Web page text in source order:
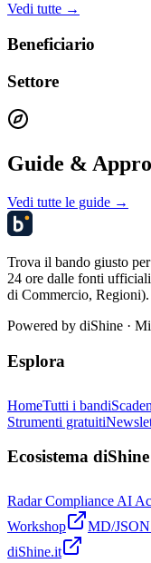
Vedi tutte →
Beneficiario
Settore
Guide &
Vedi tutte le guide →
Trova il bando giusto
24 ore dalle fonti
di Commercio, Regioni).
Powered by diShine ·
Esplora
HomeTutti i bandi
Strumenti gratuiti
Ecosistema diShine
Radar Compliance AI
Workshop
MD/
diShine.it